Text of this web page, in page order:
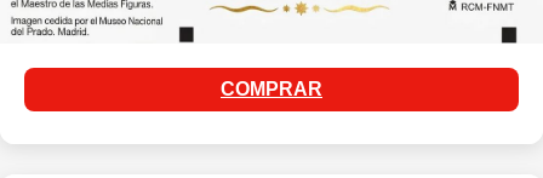
COMPRAR